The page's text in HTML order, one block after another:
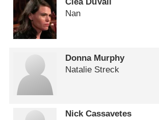
Nan
Donna Murphy
Natalie Streck
Nick Cassavetes